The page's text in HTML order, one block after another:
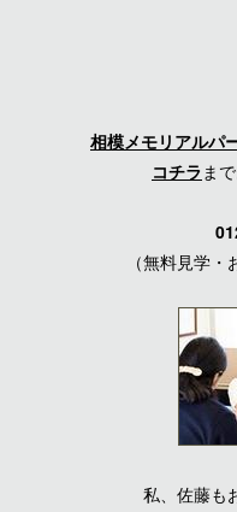
相模メモリアルパ
コチラ ま
（無料見学・
私、佐藤も